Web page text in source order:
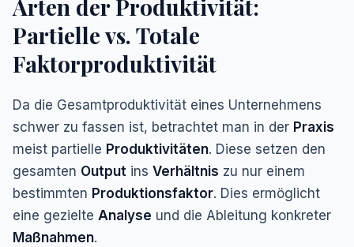
Arten der Produktivität:
Partielle vs. Totale
Faktorproduktivität
Da die Gesamtproduktivität eines Unternehmens
schwer zu fassen ist, betrachtet man in der Praxis
meist partielle Produktivitäten. Diese setzen den
gesamten Output ins Verhältnis zu nur einem
bestimmten Produktionsfaktor. Dies ermöglicht
eine gezielte Analyse und die Ableitung konkreter
Maßnahmen.